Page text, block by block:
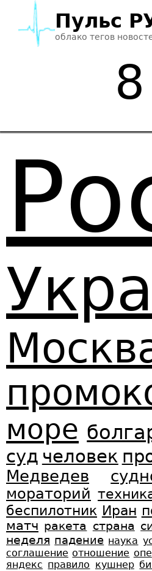
Пульс
облако тегов
море
суд человек
Медведев
мораторий
беспилотник Иран
матч ракета страна
неделя падение наука
соглашение отношение
яндекс правило кушнер